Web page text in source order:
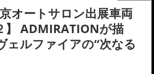
京オートサロン出展車両
】 ADMIRATIONが描
ェルファイアの“次なる